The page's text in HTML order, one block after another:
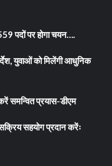
पदों पर होगा चयन….
युवाओं को मिलेंगी आधुनिक
समन्वित प्रयास-डीएम
सहयोग प्रदान करेंः